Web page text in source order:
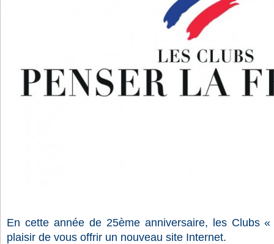
En cette année de 25ème anniversaire, les Clubs
plaisir de vous offrir un nouveau site Internet.